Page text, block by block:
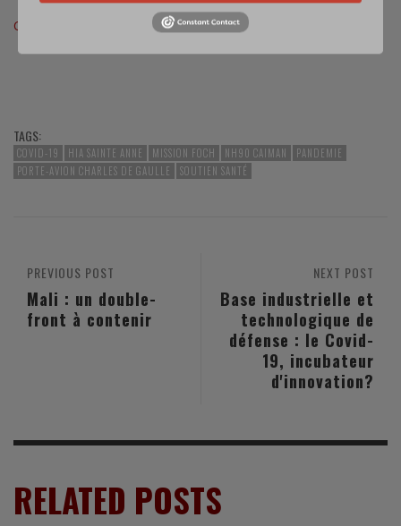
Crédit photos : DICoD, (dont certaines issues de vidéos), ibid
TAGS:
COVID-19 HIA SAINTE ANNE MISSION FOCH NH90 CAIMAN
PANDEMIE
PORTE-AVION CHARLES DE GAULLE
SOUTIEN SANTÉ
NEXT POST
Base industrielle et
technologique de
défense : le Covid-
19, incubateur
d'innovation?
PREVIOUS POST
Mali : un double-
front à contenir
RELATED POSTS